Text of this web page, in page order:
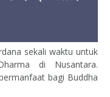
sekali waktu untuk
di Nusantara.
bagi Buddha